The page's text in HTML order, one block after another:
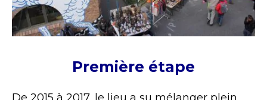
Première étape
De 2015 à 2017, le lieu a su mélanger plein